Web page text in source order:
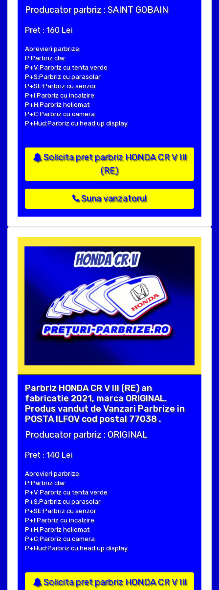
Producator parbriz : SAINT GOBAIN
Pret : 160 Lei
Abrevieri parbrize:
P:Parbriz clar
P+V:Parbriz cu tenta verde
P+S:Parbriz cu parasolar
P+SE:Parbriz cu senzor
P+I:Parbriz cu incalzire
P+H:Parbriz heliomat
P+C:Parbriz cu camera
P+Hud:Parbriz cu head up display
Solicita pret parbriz HONDA CR V III
(RE)
Suna vanzatorul
Parbriz HONDA CR V III (RE) an
fabricatie 2021, marca ORIGINAL.
Produs vandut de Vanzari Parbrize in
POSTA ILFOV cod postal 77038 .
Producator parbriz : ORIGINAL
Pret : 140 Lei
Abrevieri parbrize:
P:Parbriz clar
P+V:Parbriz cu tenta verde
P+S:Parbriz cu parasolar
P+SE:Parbriz cu senzor
P+I:Parbriz cu incalzire
P+H:Parbriz heliomat
P+C:Parbriz cu camera
P+Hud:Parbriz cu head up display
Solicita pret parbriz HONDA CR V III